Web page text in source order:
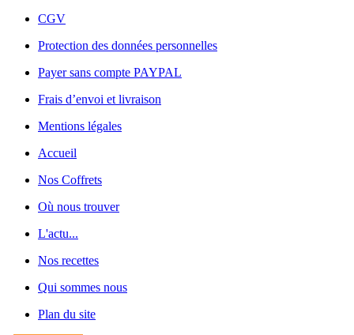
CGV
Protection des données personnelles
Payer sans compte PAYPAL
Frais d’envoi et livraison
Mentions légales
Accueil
Nos Coffrets
Où nous trouver
L'actu...
Nos recettes
Qui sommes nous
Plan du site